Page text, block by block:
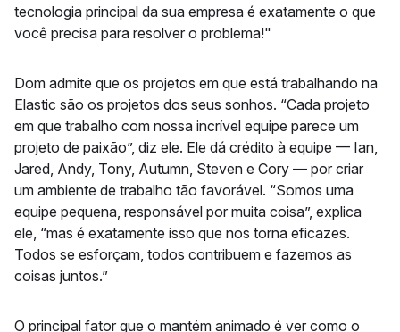
tecnologia principal da sua empresa é exatamente o que
você precisa para resolver o problema!"
Dom admite que os projetos em que está trabalhando na
Elastic são os projetos dos seus sonhos. “Cada projeto
em que trabalho com nossa incrível equipe parece um
projeto de paixão”, diz ele. Ele dá crédito à equipe — Ian,
Jared, Andy, Tony, Autumn, Steven e Cory — por criar
um ambiente de trabalho tão favorável. “Somos uma
equipe pequena, responsável por muita coisa”, explica
ele, “mas é exatamente isso que nos torna eficazes.
Todos se esforçam, todos contribuem e fazemos as
coisas juntos.”
O principal fator que o mantém animado é ver como o